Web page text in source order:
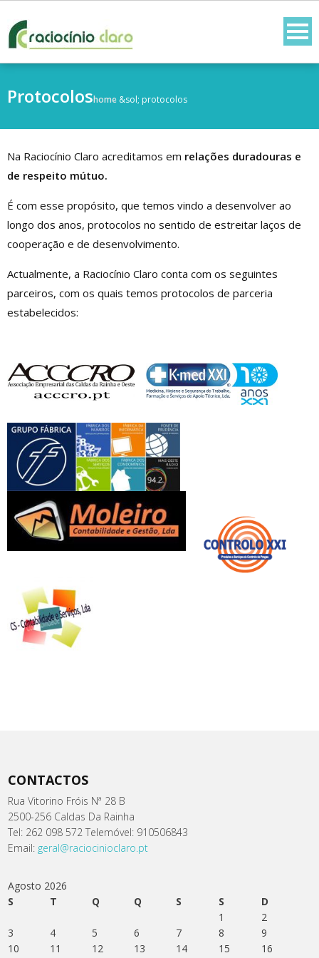
to
content
Protocoloshome &sol; protocolos
Na Raciocínio Claro acreditamos em relações duradouras e
de respeito mútuo.
É com esse propósito, que temos vindo a desenvolver ao
longo dos anos, protocolos no sentido de estreitar laços de
cooperação e de desenvolvimento.
Actualmente, a Raciocínio Claro conta com os seguintes
parceiros, com os quais temos protocolos de parceria
estabelecidos:
CONTACTOS
Rua Vitorino Fróis Nª 28 B
2500-256 Caldas Da Rainha
Tel: 262 098 572 Telemóvel: 910506843
Email: geral@raciocinioclaro.pt
Agosto 2026
S
T Q Q S S
D
1
2
3
4 5 6 7 8
9
10
11 12 13 14 15
16